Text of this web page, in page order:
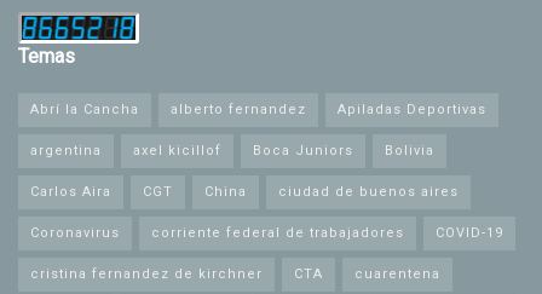
Temas
Abrí la Cancha alberto fernandez Apiladas Deportivas
argentina axel kicillof Boca Juniors Bolivia
Carlos Aira CGT China ciudad de buenos aires
Coronavirus corriente federal de trabajadores COVID-19
cristina fernandez de kirchner CTA cuarentena